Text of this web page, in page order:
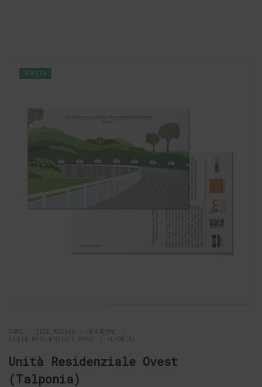
NOVITÀ
HOME IDEE REGALO
QUADERNI
UNITÀ RESIDENZIALE OVEST (TALPONIA)
Unità Residenziale Ovest
(Talponia)